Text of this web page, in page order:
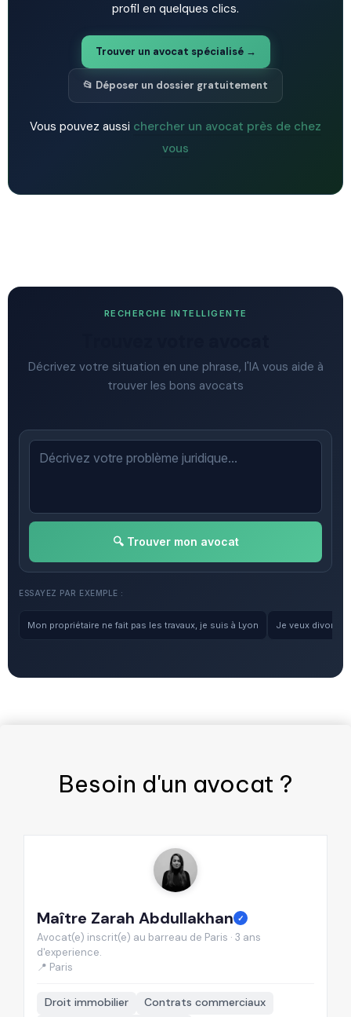
profil en quelques clics.
Trouver un avocat spécialisé →
📂 Déposer un dossier gratuitement
Vous pouvez aussi chercher un avocat près de chez
vous
RECHERCHE INTELLIGENTE
Décrivez votre situation en une phrase, l'IA vous aide à
trouver les bons avocats
🔍 Trouver mon avocat
ESSAYEZ PAR EXEMPLE :
Mon propriétaire ne fait pas les travaux, je suis à Lyon Je veux
Besoin d'un avocat ?
Maître Zarah Abdullakhan ✓
Avocat(e) inscrit(e) au barreau de Paris · 3 ans
d'experience.
📍 Paris
Droit immobilier
Contrats commerciaux